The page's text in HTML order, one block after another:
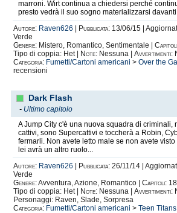
marroni. Wirt continua a chiedersi perché
presto vedrà il suo sogno materializzarsi
Autore: Raven626 Pubblicata: 13/06/15 |
Verde
Genere: Mistero, Romantico, Sentimentale |
Tipo di coppia: Het |
Note: Nessuna | Avvertimenti:
Categoria: Fumetti/Cartoni americani > Over the
recensioni
Dark Flash
- Ultimo capitolo
A Jump City c'è una nuova squadra di criminali,
cattivi, sono Supercattivi e toccherà a Robin,
fermarli. Non avete letto male se non avete
lei avrà un altro ruolo...
Autore: Raven626 Pubblicata: 26/11/14 |
Verde
Genere:Avventura, Azione, Romantico | Capitoli:
Tipo di coppia: Het |
Note: Nessuna | Avvertimenti:
Personaggi: Raven, Slade, Sorpresa
Categoria: Fumetti/Cartoni americani > Teen Titans